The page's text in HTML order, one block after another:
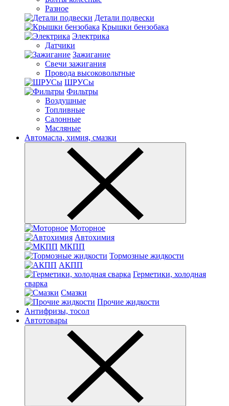
Разное
Детали подвески
Крышки бензобака
Электрика
Датчики
Зажигание
Свечи зажигания
Провода высоковольтные
ШРУСы
Фильтры
Воздушные
Топливные
Салонные
Масляные
Автомасла, химия, смазки
Моторное
Автохимия
МКПП
Тормозные жидкости
АКПП
Герметики, холодная
сварка
Смазки
Прочие жидкости
Антифризы, тосол
Автотовары